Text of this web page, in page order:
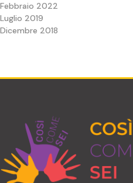
Febbraio 2022
Luglio 2019
Dicembre 2018